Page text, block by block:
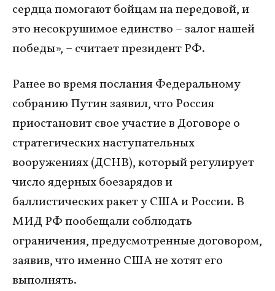
сердца помогают бойцам на передовой, и
это несокрушимое единство – залог нашей
победы», – считает президент РФ.
Ранее во время послания Федеральному
собранию Путин заявил, что Россия
приостановит свое участие в Договоре о
стратегических наступательных
вооружениях (ДСНВ), который регулирует
число ядерных боезарядов и
баллистических ракет у США и России. В
МИД РФ пообещали соблюдать
ограничения, предусмотренные договором,
заявив, что именно США не хотят его
выполнять.